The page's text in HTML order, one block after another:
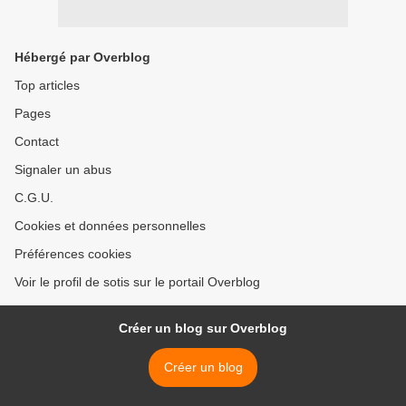
Hébergé par Overblog
Top articles
Pages
Contact
Signaler un abus
C.G.U.
Cookies et données personnelles
Préférences cookies
Voir le profil de sotis sur le portail Overblog
Créer un blog sur Overblog
Créer un blog